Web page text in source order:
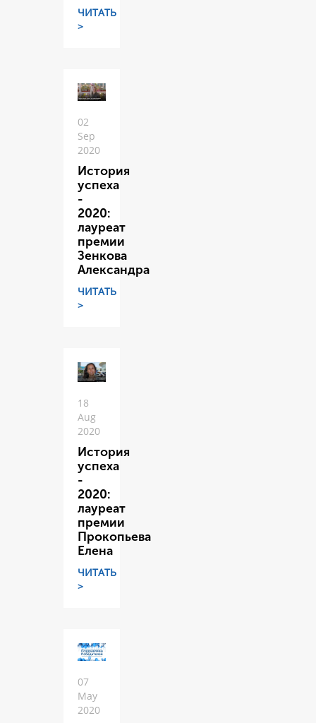
ЧИТАТЬ
>
02
Sep
2020
История
успеха
-
2020:
лауреат
премии
Зенкова
Александра
ЧИТАТЬ
>
18
Aug
2020
История
успеха
-
2020:
лауреат
премии
Прокопьева
Елена
ЧИТАТЬ
>
07
May
2020